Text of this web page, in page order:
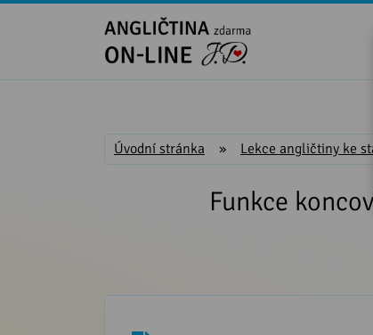
Úvodní stránka » Lekce angličtiny ke
Funkce